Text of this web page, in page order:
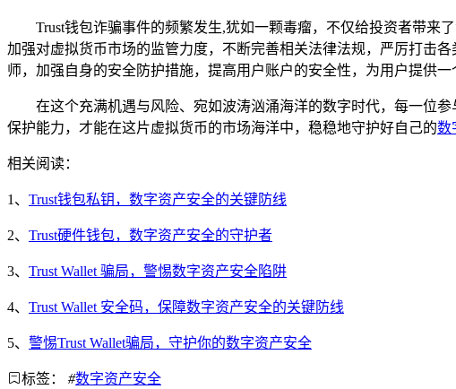
Trust钱包诈骗事件的频繁发生,犹如一颗毒瘤，不仅给投资者带来
加强对虚拟货币市场的监管力度，不断完善相关法律法规，严厉打击
师，加强自身的安全防护措施，提高用户账户的安全性，为用户提供
在这个充满机遇与风险、宛如波涛汹涌海洋的数字时代，每一位
保护能力，才能在这片虚拟货币的市场海洋中，稳稳地守护好自己的数
相关阅读：
1、 Trust钱包私钥，数字资产安全的关键防线
2、 Trust硬件钱包，数字资产安全的守护者
3、 Trust Wallet 骗局，警惕数字资产安全陷阱
4、 Trust Wallet 安全码，保障数字资产安全的关键防线
5、 警惕Trust Wallet骗局，守护你的数字资产安全
标签： #数字资产安全